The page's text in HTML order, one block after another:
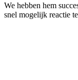
We hebben hem
snel mogelijk reactie